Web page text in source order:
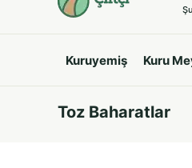
Kuruyemiş Kuru
Toz Baharatlar